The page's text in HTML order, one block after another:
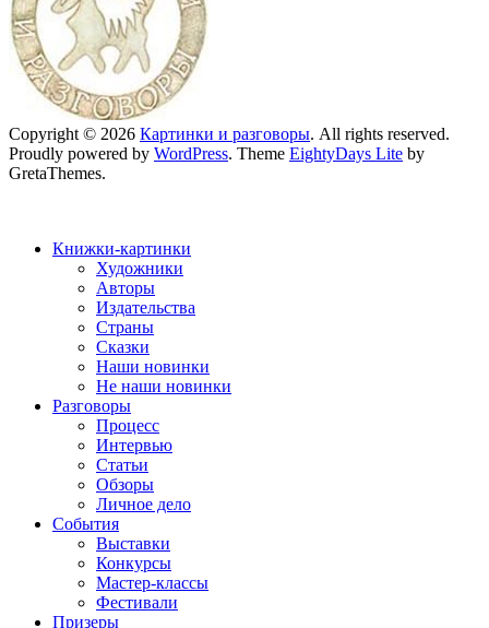
Copyright © 2026 Картинки и разговоры. All rights reserved.
Proudly powered by WordPress. Theme EightyDays Lite by
GretaThemes.
Книжки-картинки
Художники
Авторы
Издательства
Страны
Сказки
Наши новинки
Не наши новинки
Разговоры
Процесс
Интервью
Статьи
Обзоры
Личное дело
События
Выставки
Конкурсы
Мастер-классы
Фестивали
Призеры